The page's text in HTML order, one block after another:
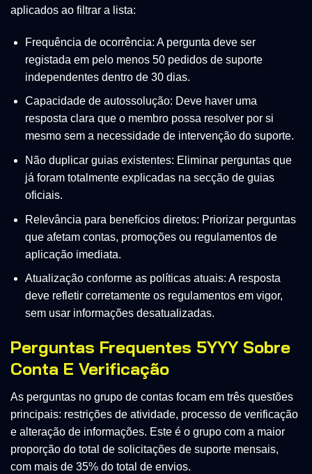
aplicados ao filtrar a lista:
Frequência de ocorrência: A pergunta deve ser
registada em pelo menos 50 pedidos de suporte
independentes dentro de 30 dias.
Capacidade de autossolução: Deve haver uma
resposta clara que o membro possa resolver por si
mesmo sem a necessidade de intervenção do suporte.
Não duplicar guias existentes: Eliminar perguntas que
já foram totalmente explicadas na secção de guias
oficiais.
Relevância para benefícios diretos: Priorizar perguntas
que afetam contas, promoções ou regulamentos de
aplicação imediata.
Atualização conforme as políticas atuais: A resposta
deve refletir corretamente os regulamentos em vigor,
sem usar informações desatualizadas.
Perguntas Frequentes 5YYY Sobre
Conta E Verificação
As perguntas no grupo de contas focam em três questões
principais: restrições de atividade, processo de verificação
e alteração de informações. Este é o grupo com a maior
proporção do total de solicitações de suporte mensais,
com mais de 35% do total de envios.